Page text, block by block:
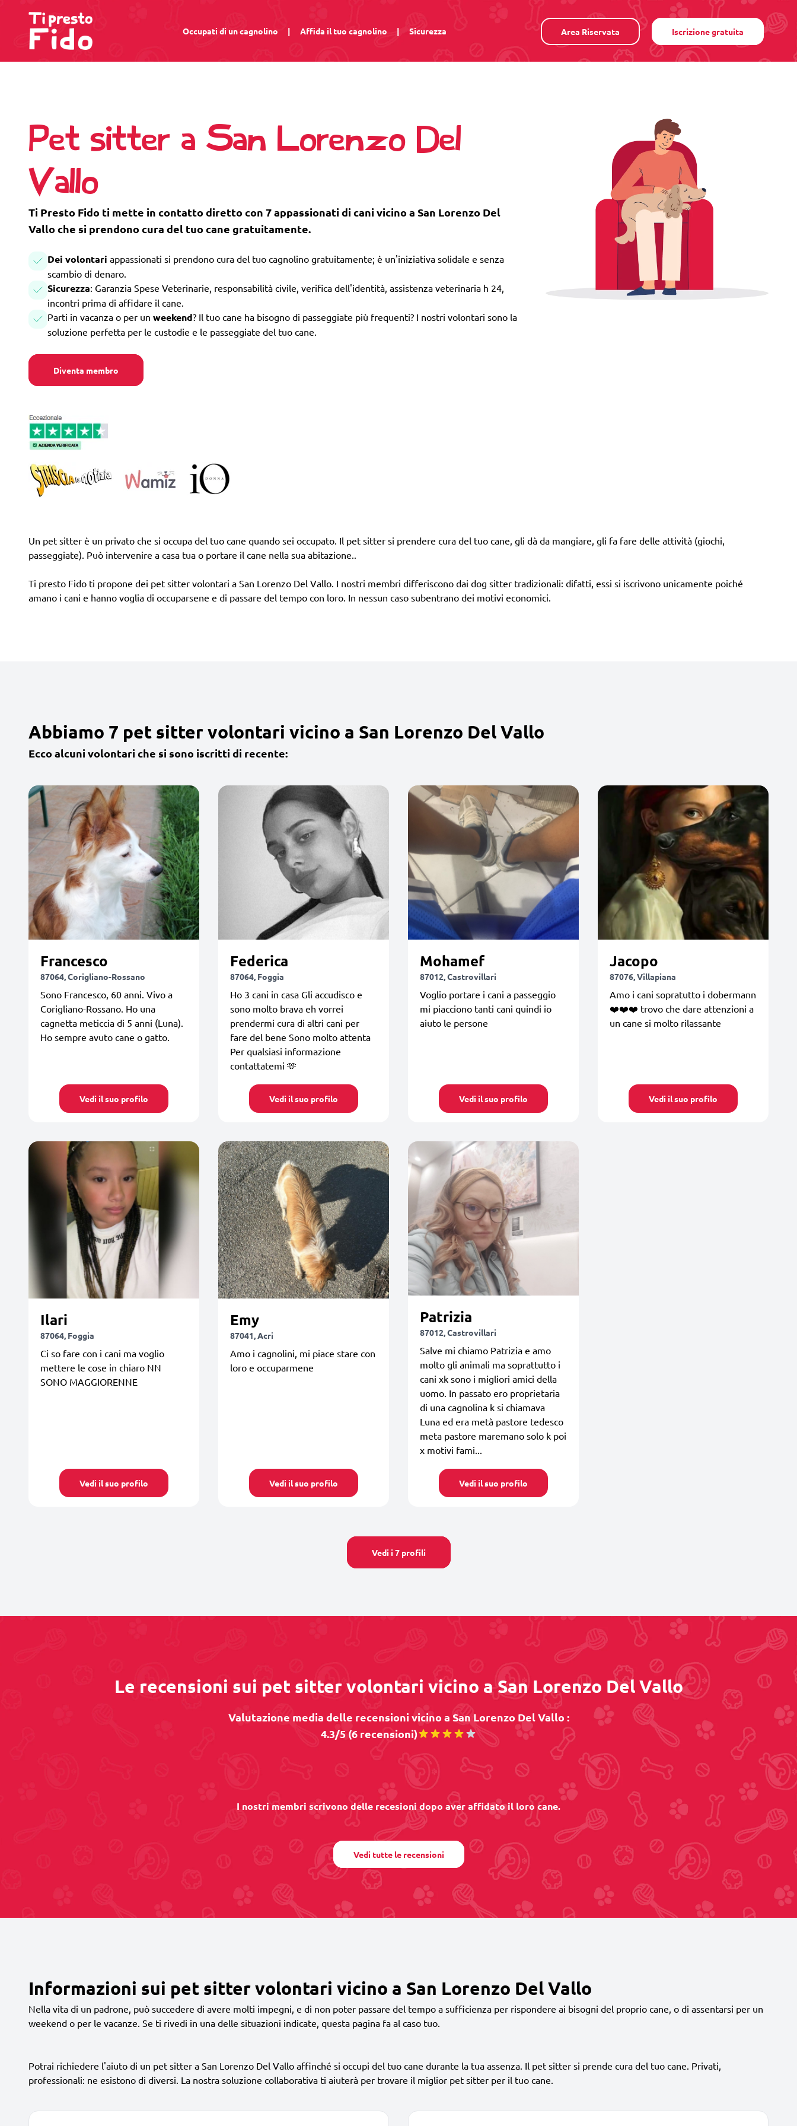
Occupati di un cagnolino | Affida il tuo cagnolino | Sicurezza Area Riservata Iscrizione gratuita
Pet sitter a San Lorenzo Del
Vallo
Ti Presto Fido ti mette in contatto diretto con 7 appassionati di cani vicino a San Lorenzo Del
Vallo che si prendono cura del tuo cane gratuitamente.
Dei volontari appassionati si prendono cura del tuo cagnolino gratuitamente; è un'iniziativa solidale e senza
scambio di denaro.
Sicurezza: Garanzia Spese Veterinarie, responsabilità civile, verifica dell'identità, assistenza veterinaria h 24,
incontri prima di affidare il cane.
Parti in vacanza o per un weekend? Il tuo cane ha bisogno di passeggiate più frequenti? I nostri volontari sono la
soluzione perfetta per le custodie e le passeggiate del tuo cane.
Diventa membro
Un pet sitter è un privato che si occupa del tuo cane quando sei occupato. Il pet sitter si prendere cura del tuo cane, gli dà da mangiare, gli fa fare delle attività (giochi,
passeggiate). Può intervenire a casa tua o portare il cane nella sua abitazione..
Ti presto Fido ti propone dei pet sitter volontari a San Lorenzo Del Vallo. I nostri membri differiscono dai dog sitter tradizionali: difatti, essi si iscrivono unicamente poiché
amano i cani e hanno voglia di occuparsene e di passare del tempo con loro. In nessun caso subentrano dei motivi economici.
Abbiamo 7 pet sitter volontari vicino a San Lorenzo Del Vallo
Ecco alcuni volontari che si sono iscritti di recente:
Francesco
87064, Corigliano-Rossano
Sono Francesco, 60 anni. Vivo a
Corigliano-Rossano. Ho una
cagnetta meticcia di 5 anni (Luna).
Ho sempre avuto cane o gatto.
Vedi il suo profilo
Federica
87064, Foggia
Ho 3 cani in casa Gli accudisco e
sono molto brava eh vorrei
prendermi cura di altri cani per
fare del bene Sono molto attenta
Per qualsiasi informazione
contattatemi 🫶
Vedi il suo profilo
Mohamef
87012, Castrovillari
Voglio portare i cani a passeggio
mi piacciono tanti cani quindi io
aiuto le persone
Vedi il suo profilo
Jacopo
87076, Villapiana
Amo i cani sopratutto i dobermann
❤️❤️❤️ trovo che dare attenzioni a
un cane si molto rilassante
Vedi il suo profilo
Ilari
87064, Foggia
Ci so fare con i cani ma voglio
mettere le cose in chiaro NN
SONO MAGGIORENNE
Vedi il suo profilo
Emy
87041, Acri
Amo i cagnolini, mi piace stare con
loro e occuparmene
Vedi il suo profilo
Patrizia
87012, Castrovillari
Salve mi chiamo Patrizia e amo
molto gli animali ma soprattutto i
cani xk sono i migliori amici della
uomo. In passato ero proprietaria
di una cagnolina k si chiamava
Luna ed era metà pastore tedesco
meta pastore maremano solo k poi
x motivi fami...
Vedi il suo profilo
Vedi i 7 profili
Le recensioni sui pet sitter volontari vicino a San Lorenzo Del Vallo
Valutazione media delle recensioni vicino a San Lorenzo Del Vallo :
4.3/5 (6 recensioni)
I nostri membri scrivono delle recesioni dopo aver affidato il loro cane.
Vedi tutte le recensioni
Informazioni sui pet sitter volontari vicino a San Lorenzo Del Vallo
Nella vita di un padrone, può succedere di avere molti impegni, e di non poter passare del tempo a sufficienza per rispondere ai bisogni del proprio cane, o di assentarsi per un
weekend o per le vacanze. Se ti rivedi in una delle situazioni indicate, questa pagina fa al caso tuo.
Potrai richiedere l'aiuto di un pet sitter a San Lorenzo Del Vallo affinché si occupi del tuo cane durante la tua assenza. Il pet sitter si prende cura del tuo cane. Privati,
professionali: ne esistono di diversi. La nostra soluzione collaborativa ti aiuterà per trovare il miglior pet sitter per il tuo cane.